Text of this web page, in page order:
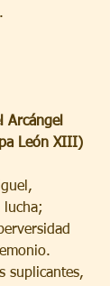
Arcángel
León XIII)
lucha;
suplicantes,